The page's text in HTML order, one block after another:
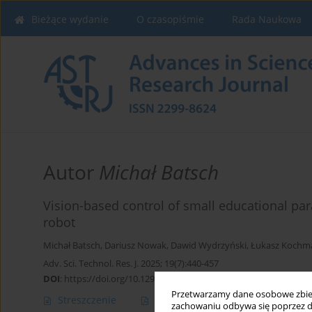
Przetwarzamy dane osobowe
zachowaniu odbywa się poprzez
Bieżące wydanie O czasopiśmie Rada Naukowa
Autor Michał Batsch
Vision-based control of small educational
robot
Michał Batsch, Dariusz Nowak, Dawid Wydrzyński, Łukasz
Adv. Sci. Technol. Res. J. 2025; 19(7):440-457
DOI: https://doi.org/10.12913/22998624/204413
Streszczenie Artykuł(PDF)